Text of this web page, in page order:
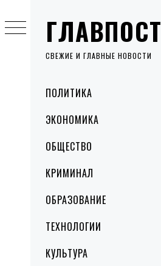
ГЛАВПОСТ
СВЕЖИЕ И ГЛАВНЫЕ НОВОСТИ
MenuПОЛИТИКА
ЭКОНОМИКА
ОБЩЕСТВО
КРИМИНАЛ
ОБРАЗОВАНИЕ
ТЕХНОЛОГИИ
КУЛЬТУРА
to
content